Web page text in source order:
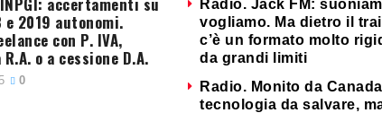
2019 autonomi.
con P. IVA,
o a cessione D.A.
0
Radio. Jack FM:
vogliamo. Ma dietro il
c’è un formato molto
da grandi limiti
Radio. Monito da
tecnologia da salvare,